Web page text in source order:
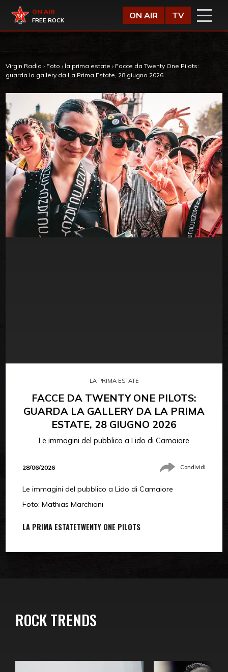
Virgin Radio
ON AIR
FREE ROCK
ON AIR TV
Virgin Radio › Foto › la prima estate › Facce da Twenty One Pilots:
guarda la gallery da La Prima Estate, 28 giugno 2026
LA PRIMA ESTATE
FACCE DA TWENTY ONE PILOTS:
GUARDA LA GALLERY DA LA PRIMA
ESTATE, 28 GIUGNO 2026
Le immagini del pubblico a Lido di Camaiore
28/06/2026 Condividi
Le immagini del pubblico a Lido di Camaiore
Foto: Mathias Marchioni
LA PRIMA ESTATETWENTY ONE PILOTS
ROCK TRENDS